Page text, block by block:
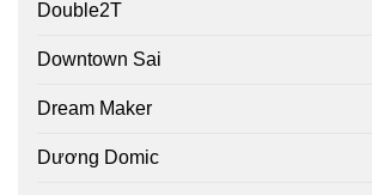
Double2T
Downtown Sai
Dream Maker
Dương Domic